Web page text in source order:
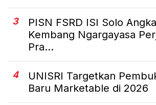
3
PISN FSRD ISI Solo
Kembang Ngargayasa
Pra...
4
UNISRI Targetkan
Baru Marketable di 2026